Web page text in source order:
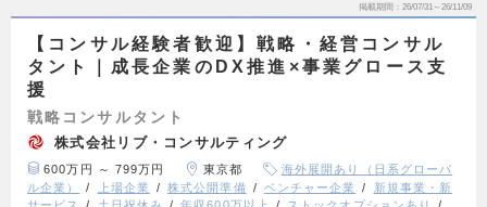
掲載期間 26/07/31～26/11/09
【コンサル経験者歓迎】戦略・経営コンサル
タント｜成長企業のDX推進×事業グロース支
援
戦略コンサルタント
株式会社リブ・コンサルティング
600万円 ～ 799万円 東京都
海外展開あり（日系グローバ
ル企業）
上場企業 株式公開準備 ベンチャー企業
新規事業・新